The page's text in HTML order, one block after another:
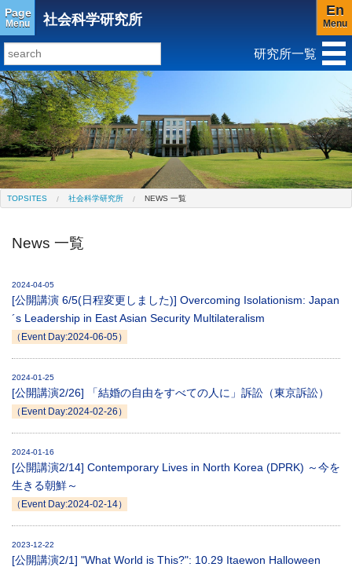
Page
Menu 社会科学研究所
En
Menu
研究所トップ 教育研究所
キリスト教と文化研究所 アジア文化研究所
平和研究所 ジェンダー研究センター
研究所一覧
TOPSITES 社会科学研究所 NEWS 一覧
News 一覧
2024-04-05
[公開講演 6/5(日程変更しました)] Overcoming Isolationism: Japan
´s Leadership in East Asian Security Multilateralism
（Event Day:2024-06-05）
2024-01-25
[公開講演2/26] 「結婚の自由をすべての人に」訴訟（東京訴訟）
（Event Day:2024-02-26）
2024-01-16
[公開講演2/14] Contemporary Lives in North Korea (DPRK) ～今を
生きる朝鮮～
（Event Day:2024-02-14）
2023-12-22
[公開講演2/1] "What World is This?": 10.29 Itaewon Halloween